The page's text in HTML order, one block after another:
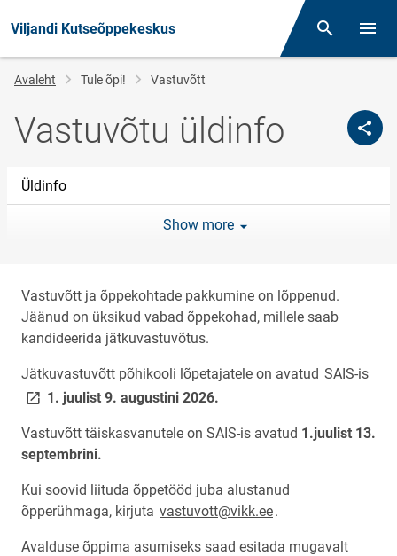
Viljandi Kutseõppekeskus Otsing
Jälglink
Avaleht Tule õpi! Vastuvõtt
Vastuvõtu üldinfo
Üldinfo
Show more
Vastuvõtt ja õppekohtade pakkumine on lõppenud.
Jäänud on üksikud vabad õppekohad, millele saab
kandideerida jätkuvastuvõtus.
Jätkuvastuvõtt põhikooli lõpetajatele on avatud SAIS-islink
1. juulist 9. augustini 2026.
Vastuvõtt täiskasvanutele on SAIS-is avatud 1.juulist 13.
septembrini.
Kui soovid liituda õppetööd juba alustanud
õpperühmaga, kirjuta vastuvott@vikk.ee.
Avalduse õppima asumiseks saad esitada mugavalt